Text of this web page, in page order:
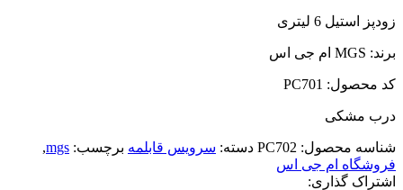
زودپز استیل 6 لیتری
برند: MGS ام جی اس
کد محصول: PC701
درب مشکی
شناسه محصول: PC702 دسته: سرویس قابلمه برچسب: mgs
,
فروشگاه ام جی اس
اشتراک گذاری: